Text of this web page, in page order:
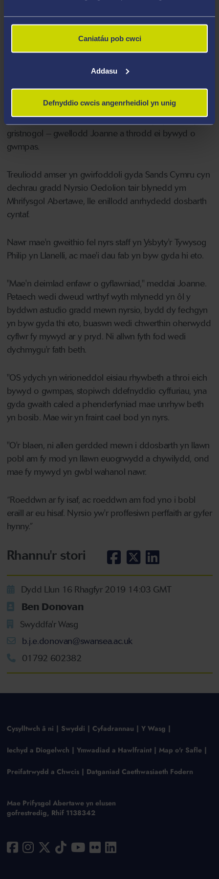
Caniatáu pob cwci
Addasu
Defnyddio cwcis angenrheidiol yn unig
fywydau pobl eraill.
"Pe bai hi heb dreulio'r amser hwn gyda mi, pan
oeddwn yn teimlo nad oeddwn yn ei haeddu hi,
i'r bywyd yr oeddwn yn ei fyw o'r blaen."
Wedi 19 mis mewn canolfan adfer – ar y cyd â'm ffydd
gristnogol – gwellodd Joanne a throdd ei bywyd o
gwmpas.
Treuliodd amser yn gwirfoddoli gyda Sands Cymru cyn
dechrau gradd Nyrsio Oedolion tair blynedd ym
Mhrifysgol Abertawe, lle enillodd anrhydedd dosbarth
cyntaf.
Nawr mae'n gweithio fel nyrs staff yn Ysbyty'r Tywysog
Philip yn Llanelli, ac mae'i dau fab yn byw gyda hi eto.
"Mae'n deimlad enfawr o gyflawniad," meddai Joanne.
Petaech wedi dweud wrthyf wyth mlynedd yn ôl y
byddwn astudio gradd mewn nyrsio, bydd dy fechgyn
yn byw gyda thi eto, buaswn wedi chwerthin oherwydd
cyflwr fy mywyd ar y pryd. Ni allwn fyth fod wedi
dychmygu'r fath beth.
"OS ydych yn wirioneddol eisiau rhywbeth a throi eich
bywyd o gwmpas, stopiwch ddefnyddio cyffuriau, yna
gyda gwaith caled a phenderfyniad mae unrhyw beth
yn bosib. Mae wir yn fraint cael bod yn nyrs.
"O'r blaen, ni allen gerdded mewn i ddosbarth yn llawn
pobl am fy mod yn llawn euogrwydd a chywilydd, ond
mae fy mywyd yn gwbl wahanol nawr.
“Roeddwn ar fy isaf, ac roeddwn am fod yno i bobl
eraill ar eu hisaf. Nyrsio yw'r proffesiwn perffaith ar gyfer
hynny.”
Rhannu'r stori
Dydd Llun 16 Rhagfyr 2019 14:03 GMT
Ben Donovan
Swyddfa'r Wasg
b.j.e.donovan@swansea.ac.uk
01792 602382
Cysylltwch â ni Swyddi Cyfadrannau Y Wasg
Iechyd a Diogelwch Ymwadiad a Hawlfraint Map o'r Safle
Preifatrwydd a Chwcis Datganiad Caethwasiaeth Fodern
Mae Prifysgol Abertawe yn elusen
gofrestredig, Rhif 1138342